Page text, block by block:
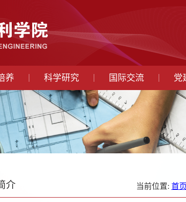
养 科学研究 国际交流 党
介 当前位置: 首页